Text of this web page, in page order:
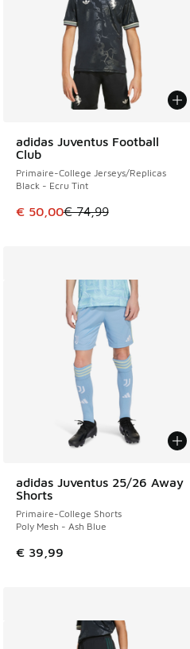
adidas Juventus Football
Club
Primaire-College Jerseys/Replicas
Black - Ecru Tint
Cet article est en promotion.
€ 50,00€ 74,99
ÉCONOMISE 24 €
adidas Juventus 25/26 Away
Shorts
Primaire-College Shorts
Poly Mesh - Ash Blue
€ 39,99